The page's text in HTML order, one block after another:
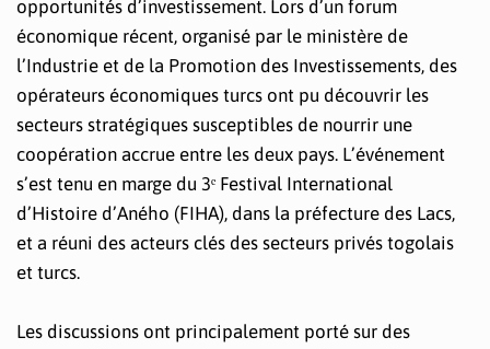
opportunités d’investissement. Lors d’un forum
économique récent, organisé par le ministère de
l’Industrie et de la Promotion des Investissements, des
opérateurs économiques turcs ont pu découvrir les
secteurs stratégiques susceptibles de nourrir une
coopération accrue entre les deux pays. L’événement
s’est tenu en marge du 3ᵉ Festival International
d’Histoire d’Aného (FIHA), dans la préfecture des Lacs,
et a réuni des acteurs clés des secteurs privés togolais
et turcs.
Les discussions ont principalement porté sur des